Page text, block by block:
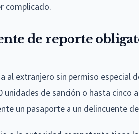
complicado.
de reporte
extranjero sin permiso especial
unidades de sanción o hasta cinco
un pasaporte a un delincuente